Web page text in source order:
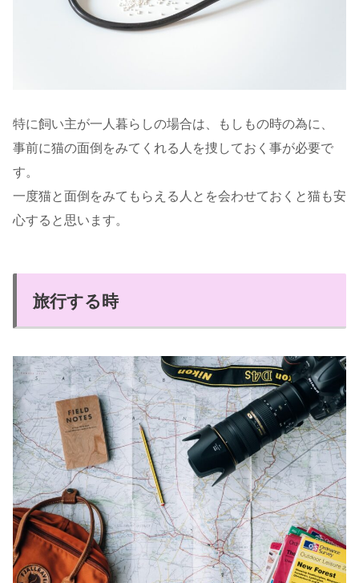
特に飼い主が一人暮らしの場合は、もしもの時の為に、
事前に猫の面倒をみてくれる人を捜しておく事が必要で
す。
一度猫と面倒をみてもらえる人とを会わせておくと猫も安
心すると思います。
旅行する時